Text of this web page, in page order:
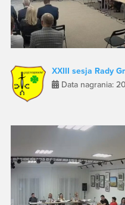
XXIII sesja Rady
Data nagrania: